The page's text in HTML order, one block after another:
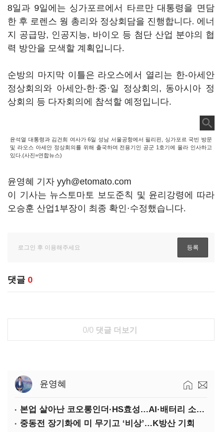
8일과 9일에는 싱가포르에서 타르만 대통령을 면담
한 후 로렌스 웡 총리와 정상회담을 진행합니다. 에너
지 공급망, 인공지능, 바이오 등 첨단 산업 분야의 협
력 방안을 모색할 계획입니다.
순방의 마지막 이틀은 라오스에서 열리는 한-아세안
정상회의와 아세안-한·중·일 정상회의, 동아시아 정
상회의 등 다자회의에 참석할 예정입니다.
윤석열 대통령과 김건희 여사가 6일 성남 서울공항에서 필리핀, 싱가포르 국빈 방문
및 라오스 아세안 정상회의를 위해 출국하며 전용기인 공군 1호기에 올라 인사하고
있다.(사진=연합뉴스)
윤영혜 기자 yyh@etomato.com
이 기사는 뉴스토마토 보도준칙 및 윤리강령에 따라
오승훈 산업1부장이 최종 확인·수정했습니다.
댓글 0
0/0 댓글 더보기
윤영혜
본업 살아난 코오롱인더·HS효성…AI·배터리 소재로 보폭 확대
중동전 장기화에 미 무기고 ‘비상’…K방산 기회